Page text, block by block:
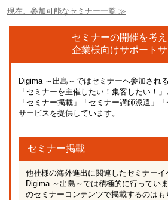
現在、参加可能なセミナー一覧 ≫
セミナーの開催を考
企業様向けサポート
Digima ～出島～ではセミナーへ参加され
「セミナーを主催したい！集客したい！
「セミナー掲載」「セミナー講師派遣」
サービスを提供しています。
セミナー掲載
他社様の海外進出に関連したセミナーイ
Digima ～出島～では積極的に行ってい
のセミナーコンテンツで掲載するのは